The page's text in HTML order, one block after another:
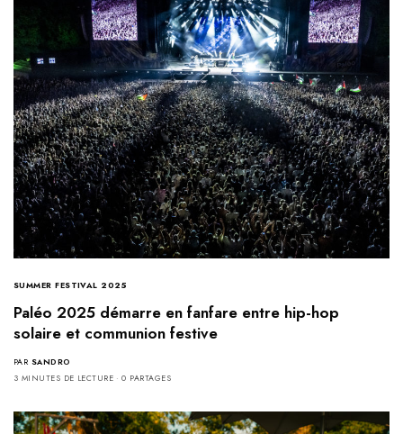
SUMMER FESTIVAL 2025
Paléo 2025 démarre en fanfare entre hip-hop
solaire et communion festive
PAR SANDRO
3 MINUTES DE LECTURE
0 PARTAGES